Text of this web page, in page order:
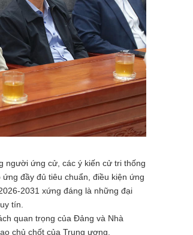
người ứng cử, các ý kiến cử tri thống
ứng đầy đủ tiêu chuẩn, điều kiện ứng
2031 xứng đáng là những đại
tín.
quan trọng của Đảng và Nhà
chủ chốt của Trung ương.